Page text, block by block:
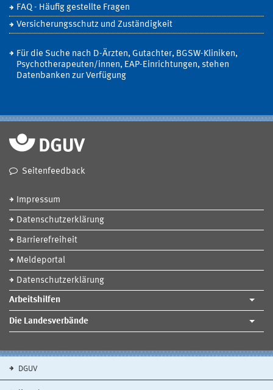
FAQ - Häufig gestellte Fragen
Versicherungsschutz und Zuständigkeit
Für die Suche nach D-Ärzten, Gutachter, BGSW-Kliniken,
Psychotherapeuten/innen, EAP-Einrichtungen, stehen
Datenbanken zur Verfügung
Seitenfeedback
Impressum
Datenschutzerklärung
Barrierefreiheit
Meldeportal
Datenschutzerklärung
Arbeitshilfen
Die Landesverbände
DGUV